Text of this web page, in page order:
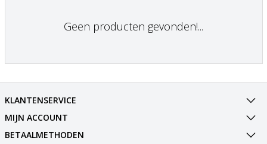
Geen producten gevonden!...
KLANTENSERVICE
MIJN ACCOUNT
BETAALMETHODEN